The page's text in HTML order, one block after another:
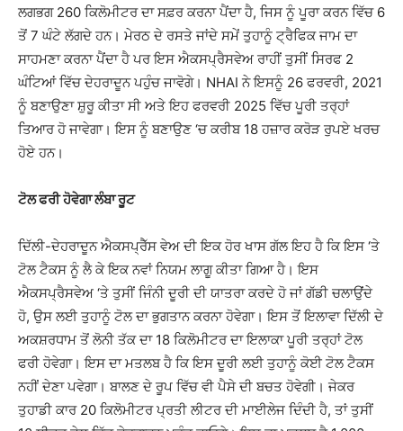
ਲਗਭਗ 260 ਕਿਲੋਮੀਟਰ ਦਾ ਸਫ਼ਰ ਕਰਨਾ ਪੈਂਦਾ ਹੈ, ਜਿਸ ਨੂੰ ਪੂਰਾ ਕਰਨ ਵਿੱਚ 6
ਤੋਂ 7 ਘੰਟੇ ਲੱਗਦੇ ਹਨ। ਮੇਰਠ ਦੇ ਰਸਤੇ ਜਾਂਦੇ ਸਮੇਂ ਤੁਹਾਨੂੰ ਟ੍ਰੈਫਿਕ ਜਾਮ ਦਾ
ਸਾਹਮਣਾ ਕਰਨਾ ਪੈਂਦਾ ਹੈ ਪਰ ਇਸ ਐਕਸਪ੍ਰੈਸਵੇਅ ਰਾਹੀਂ ਤੁਸੀਂ ਸਿਰਫ 2
ਘੰਟਿਆਂ ਵਿੱਚ ਦੇਹਰਾਦੂਨ ਪਹੁੰਚ ਜਾਵੋਗੇ। NHAI ਨੇ ਇਸਨੂੰ 26 ਫਰਵਰੀ, 2021
ਨੂੰ ਬਣਾਉਣਾ ਸ਼ੁਰੂ ਕੀਤਾ ਸੀ ਅਤੇ ਇਹ ਫਰਵਰੀ 2025 ਵਿੱਚ ਪੂਰੀ ਤਰ੍ਹਾਂ
ਤਿਆਰ ਹੋ ਜਾਵੇਗਾ। ਇਸ ਨੂੰ ਬਣਾਉਣ ‘ਚ ਕਰੀਬ 18 ਹਜ਼ਾਰ ਕਰੋੜ ਰੁਪਏ ਖਰਚ
ਹੋਏ ਹਨ।
ਟੋਲ ਫਰੀ ਹੋਵੇਗਾ ਲੰਬਾ ਰੂਟ
ਦਿੱਲੀ-ਦੇਹਰਾਦੂਨ ਐਕਸਪ੍ਰੈੱਸ ਵੇਅ ਦੀ ਇਕ ਹੋਰ ਖਾਸ ਗੱਲ ਇਹ ਹੈ ਕਿ ਇਸ ‘ਤੇ
ਟੋਲ ਟੈਕਸ ਨੂੰ ਲੈ ਕੇ ਇਕ ਨਵਾਂ ਨਿਯਮ ਲਾਗੂ ਕੀਤਾ ਗਿਆ ਹੈ। ਇਸ
ਐਕਸਪ੍ਰੈਸਵੇਅ ‘ਤੇ ਤੁਸੀਂ ਜਿੰਨੀ ਦੂਰੀ ਦੀ ਯਾਤਰਾ ਕਰਦੇ ਹੋ ਜਾਂ ਗੱਡੀ ਚਲਾਉਂਦੇ
ਹੋ, ਉਸ ਲਈ ਤੁਹਾਨੂੰ ਟੋਲ ਦਾ ਭੁਗਤਾਨ ਕਰਨਾ ਹੋਵੇਗਾ। ਇਸ ਤੋਂ ਇਲਾਵਾ ਦਿੱਲੀ ਦੇ
ਅਕਸ਼ਰਧਾਮ ਤੋਂ ਲੋਨੀ ਤੱਕ ਦਾ 18 ਕਿਲੋਮੀਟਰ ਦਾ ਇਲਾਕਾ ਪੂਰੀ ਤਰ੍ਹਾਂ ਟੋਲ
ਫਰੀ ਹੋਵੇਗਾ। ਇਸ ਦਾ ਮਤਲਬ ਹੈ ਕਿ ਇਸ ਦੂਰੀ ਲਈ ਤੁਹਾਨੂੰ ਕੋਈ ਟੋਲ ਟੈਕਸ
ਨਹੀਂ ਦੇਣਾ ਪਵੇਗਾ। ਬਾਲਣ ਦੇ ਰੂਪ ਵਿੱਚ ਵੀ ਪੈਸੇ ਦੀ ਬਚਤ ਹੋਵੇਗੀ। ਜੇਕਰ
ਤੁਹਾਡੀ ਕਾਰ 20 ਕਿਲੋਮੀਟਰ ਪ੍ਰਤੀ ਲੀਟਰ ਦੀ ਮਾਈਲੇਜ ਦਿੰਦੀ ਹੈ, ਤਾਂ ਤੁਸੀਂ